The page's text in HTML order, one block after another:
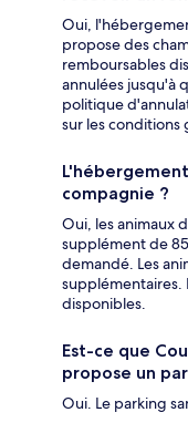
Oui,
propose des
remboursables
annulées jusqu'à
politique
sur les conditions
compagnie ?
Oui, les animaux
supplément de
demandé. Les
supplémentaires.
disponibles.
Est-ce que
propose un
Oui. Le parking